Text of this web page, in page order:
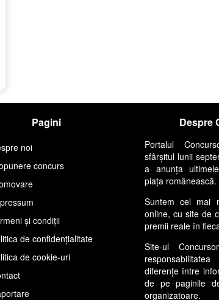
Pagini
noi
concurs
și condiții
de confidențialitate
de cookie-uri
Despre
Portalul
sfârșitul lunii
a anunța
piața românească.
Suntem cel mai
online, cu site de
premii reale în
Site-ul
diferențe între
de pe paginile
organizatoare.